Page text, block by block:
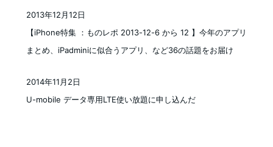
【iPhone特集 ：ものレポ 2013-12-6 から 12 】今年のアプリ
まとめ、iPadminiに似合うアプリ、など36の話題をお届け
2013年12月12日
U-mobile データ専用LTE使い放題に申し込んだ
2014年11月2日